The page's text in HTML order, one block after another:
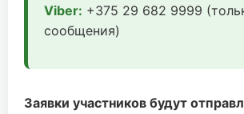
Viber: +375 29 682 9999
сообщения)
Заявки участников будут